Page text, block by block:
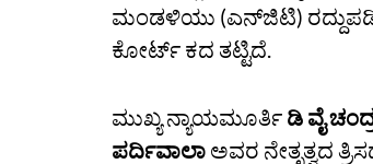
ಮಂಡಳಿಯು (ಎನ್‌ಜಿಟಿ)
ಕೋರ್ಟ್‌ ಕದ ತಟ್ಟಿದೆ.
ಮುಖ್ಯ ನ್ಯಾಯಮೂರ್ತಿ ಡಿ ವೈ
ಪರ್ದಿವಾಲಾ ಅವರ ನೇತೃತ್ವದ